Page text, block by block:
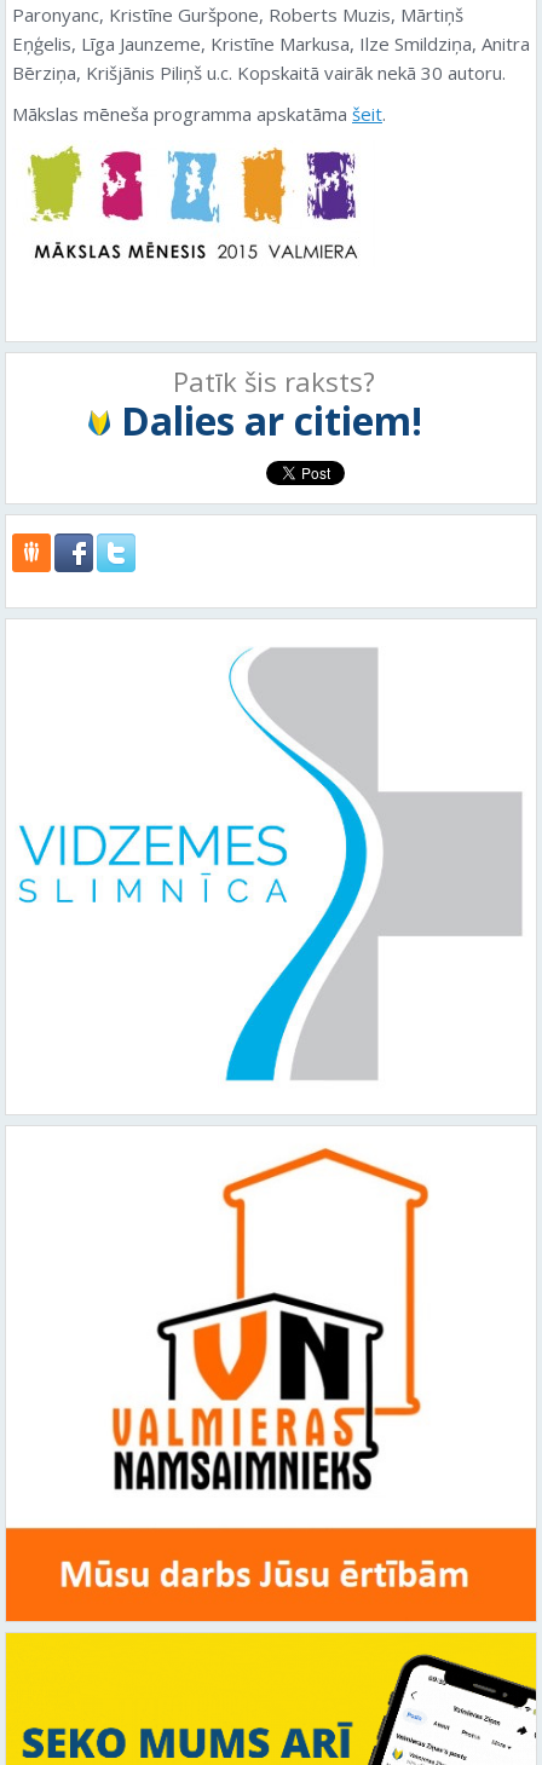
Paronyanc, Kristīne Guršpone, Roberts Muzis, Mārtiņš
Eņģelis, Līga Jaunzeme, Kristīne Markusa, Ilze Smildziņa, Anitra
Bērziņa, Krišjānis Piliņš u.c. Kopskaitā vairāk nekā 30 autoru.
Mākslas mēneša programma apskatāma šeit.
Patīk šis raksts?
Dalies ar citiem!